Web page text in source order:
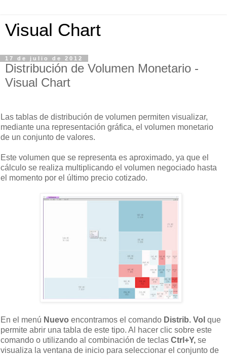
Visual Chart
17 de julio de 2012
Distribución de Volumen Monetario -
Visual Chart
Las tablas de distribución de volumen permiten visualizar,
mediante una representación gráfica, el volumen monetario
de un conjunto de valores.
Este volumen que se representa es aproximado, ya que el
cálculo se realiza multiplicando el volumen negociado hasta
el momento por el último precio cotizado.
En el menú Nuevo encontramos el comando Distrib. Vol que
permite abrir una tabla de este tipo. Al hacer clic sobre este
comando o utilizando al combinación de teclas Ctrl+Y, se
visualiza la ventana de inicio para seleccionar el conjunto de